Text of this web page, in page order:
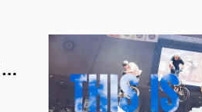
【出演者発表！】「千葉ジェッツ」でのハーフタイムショー LaLa arena TOKYO-BAYの1万人の会場で実施 ※4月12日 & 13日